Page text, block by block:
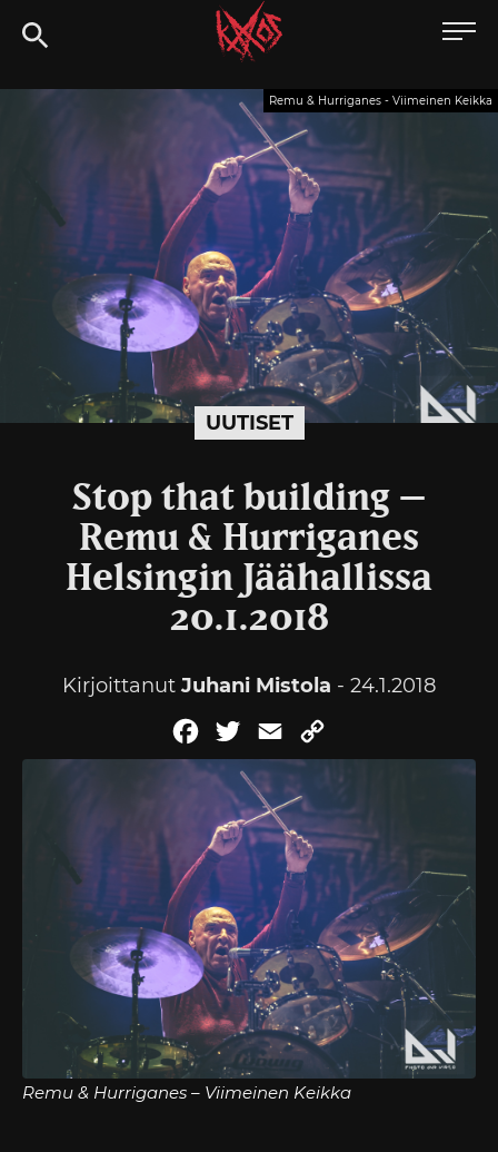
Siirry
suoraan
Kaaoszine
UUTISET
Remu & Hurriganes - Viimeinen Keikka
Stop that building –
Remu & Hurriganes
Helsingin Jäähallissa
20.1.2018
Kirjoittanut Juhani Mistola - 24.1.2018
FacebookTwitterEmail
Link
Remu & Hurriganes – Viimeinen Keikka